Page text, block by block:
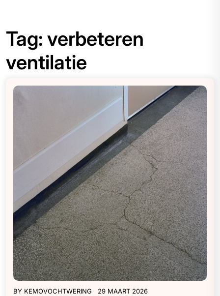
Tag: verbeteren
ventilatie
BY KEMOVOCHTWERING 29 MAART 2026